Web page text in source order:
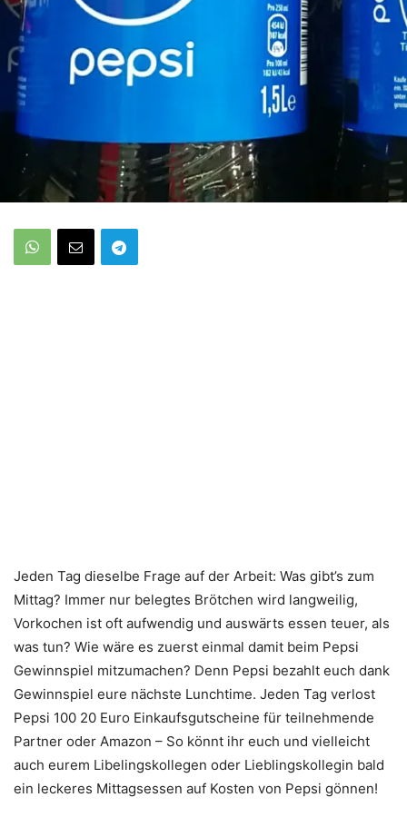
Jeden Tag dieselbe Frage auf der Arbeit: Was gibt’s zum
Mittag? Immer nur belegtes Brötchen wird langweilig,
Vorkochen ist oft aufwendig und auswärts essen teuer, als
was tun? Wie wäre es zuerst einmal damit beim Pepsi
Gewinnspiel mitzumachen? Denn Pepsi bezahlt euch dank
Gewinnspiel eure nächste Lunchtime. Jeden Tag verlost
Pepsi 100 20 Euro Einkaufsgutscheine für teilnehmende
Partner oder Amazon – So könnt ihr euch und vielleicht
auch eurem Libelingskollegen oder Lieblingskollegin bald
ein leckeres Mittagsessen auf Kosten von Pepsi gönnen!